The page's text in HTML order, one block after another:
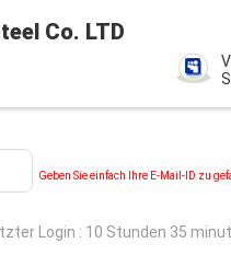
Co. LTD
Geben Sie einfach Ihre E-Mail-ID zu
Login : 10 Stunden 35